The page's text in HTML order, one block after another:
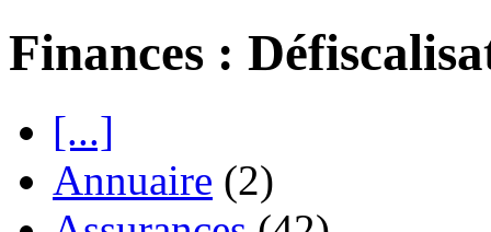
Finances :
[...]
Annuaire (2)